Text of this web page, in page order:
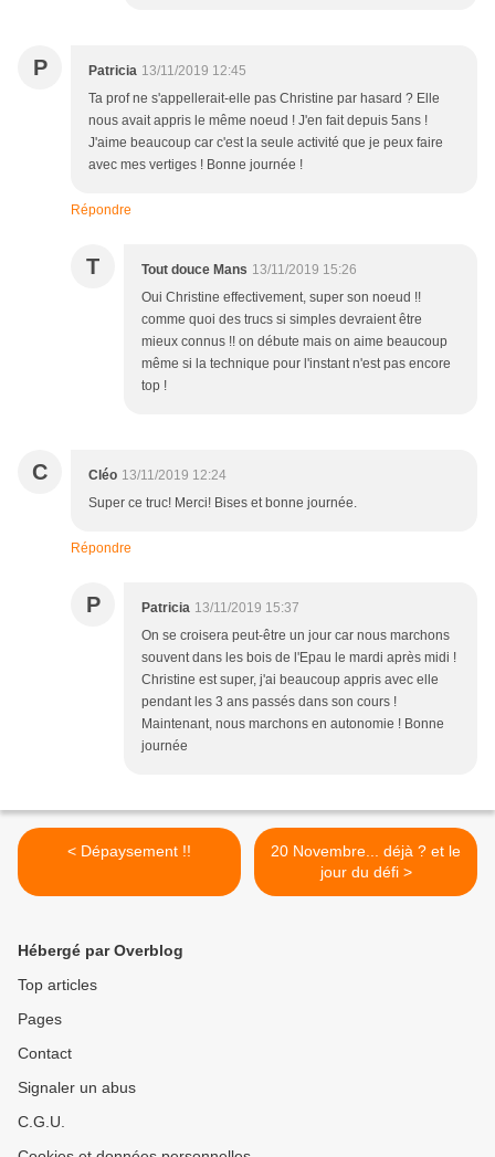
P Patricia 13/11/2019 12:45
Ta prof ne s'appellerait-elle pas Christine par hasard ? Elle
nous avait appris le même noeud ! J'en fait depuis 5ans !
J'aime beaucoup car c'est la seule activité que je peux faire
avec mes vertiges ! Bonne journée !
Répondre
T Tout douce Mans 13/11/2019 15:26
Oui Christine effectivement, super son noeud !!
comme quoi des trucs si simples devraient être
mieux connus !! on débute mais on aime beaucoup
même si la technique pour l'instant n'est pas encore
top !
C Cléo 13/11/2019 12:24
Super ce truc! Merci! Bises et bonne journée.
Répondre
P Patricia 13/11/2019 15:37
On se croisera peut-être un jour car nous marchons
souvent dans les bois de l'Epau le mardi après midi !
Christine est super, j'ai beaucoup appris avec elle
pendant les 3 ans passés dans son cours !
Maintenant, nous marchons en autonomie ! Bonne
journée
< Dépaysement !!
20 Novembre... déjà ? et le
jour du défi >
Hébergé par Overblog
Top articles
Pages
Contact
Signaler un abus
C.G.U.